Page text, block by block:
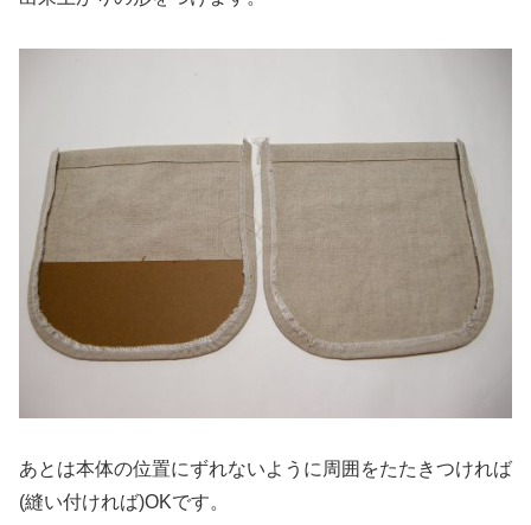
あとは本体の位置にずれないように周囲をたたきつければ
(縫い付ければ)OKです。